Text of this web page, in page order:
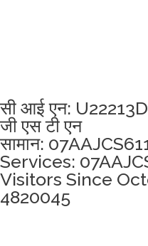
सी आई एन:
जी एस टी एन
सामान:
Services:
Visitors Since
4820045